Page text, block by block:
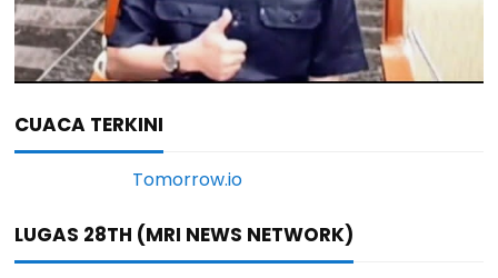
CUACA TERKINI
LUGAS 28TH (MRI NEWS NETWORK)